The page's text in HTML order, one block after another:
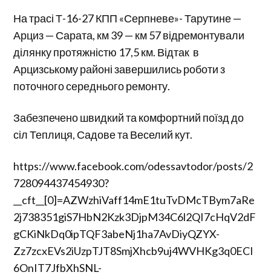
На трасі Т-16-27 КПП «Серпневе»- Тарутине —
Арциз — Сарата, км 39 — км 57 відремонтували
ділянку протяжністю 17,5 км. Відтак в
Арцизському районі завершились роботи з
поточного середнього ремонту.
Забезпечено швидкий та комфортний поїзд до
сіл Теплиця, Садове та Веселий кут.
https://www.facebook.com/odessavtodor/posts/2
728094437454930?
__cft__[0]=AZWzhiVaff14mE1tuTvDMcTBym7aRe
2j738351giS7HbN2Kzk3DjpM34C6l2QI7cHqV2dF
gCKiNkDq0ipTQF3abeNj1ha7AvDiyQZYX-
Zz7zcxEVs2iUzpTJT8SmjXhcb9uj4WVHKg3q0ECI
6OnIT7JfbXhSNL-